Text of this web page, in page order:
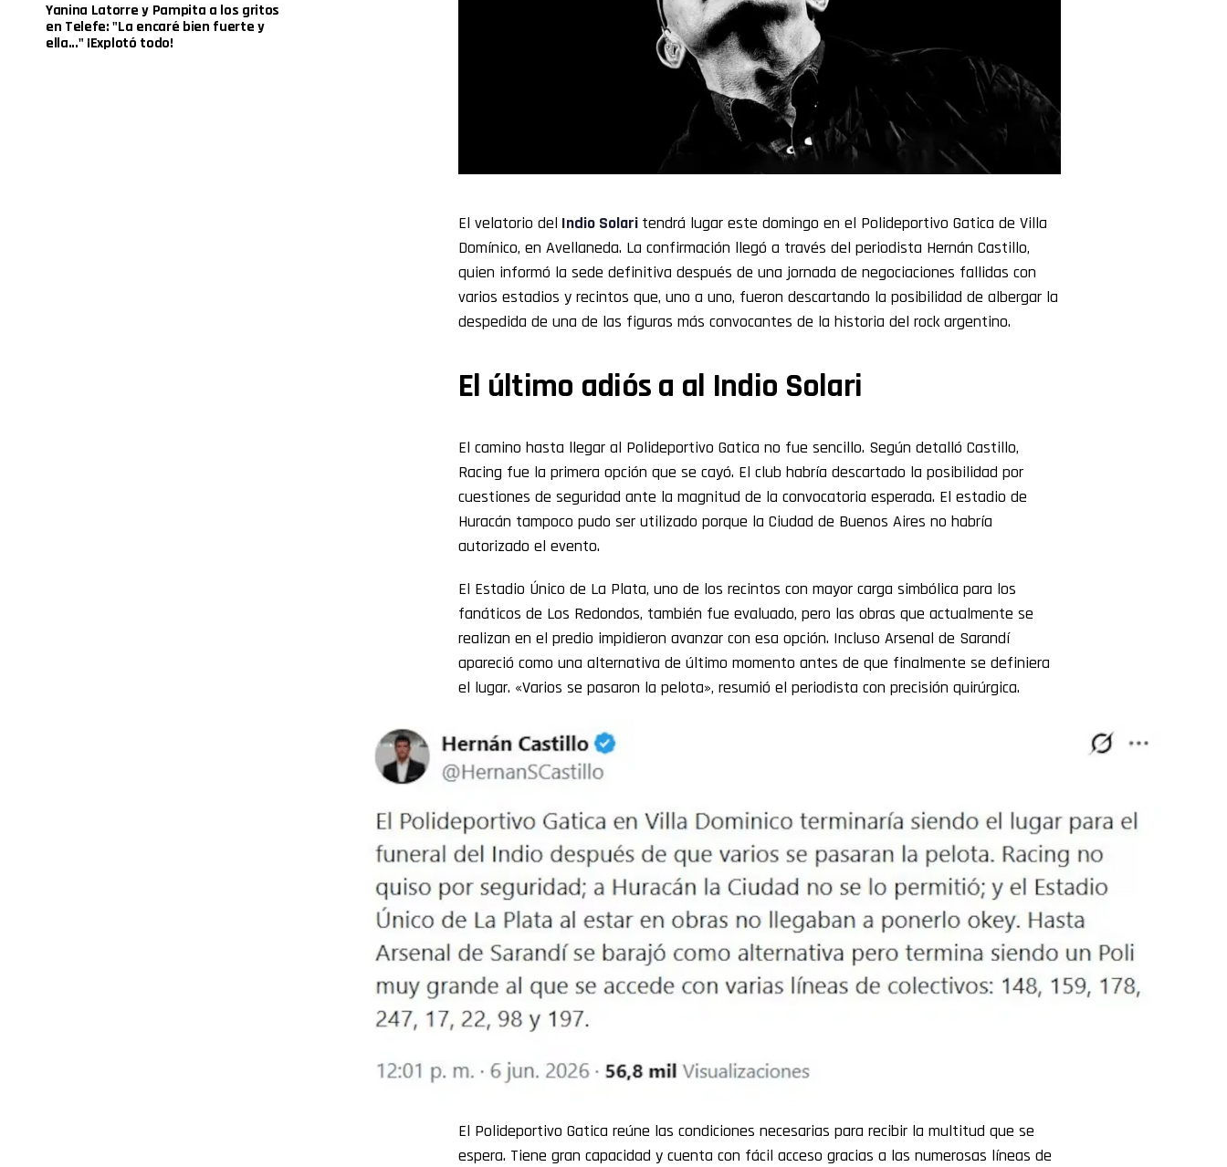
Yanina Latorre y Pampita a los gritos
en Telefe: "La encaré bien fuerte y
ella..." ¡Explotó todo!
El velatorio del Indio Solari tendrá lugar este domingo en el Polideportivo Gatica de Villa
Domínico, en Avellaneda. La confirmación llegó a través del periodista Hernán Castillo,
quien informó la sede definitiva después de una jornada de negociaciones fallidas con
varios estadios y recintos que, uno a uno, fueron descartando la posibilidad de albergar la
despedida de una de las figuras más convocantes de la historia del rock argentino.
El último adiós a al Indio Solari
El camino hasta llegar al Polideportivo Gatica no fue sencillo. Según detalló Castillo,
Racing fue la primera opción que se cayó. El club habría descartado la posibilidad por
cuestiones de seguridad ante la magnitud de la convocatoria esperada. El estadio de
Huracán tampoco pudo ser utilizado porque la Ciudad de Buenos Aires no habría
autorizado el evento.
El Estadio Único de La Plata, uno de los recintos con mayor carga simbólica para los
fanáticos de Los Redondos, también fue evaluado, pero las obras que actualmente se
realizan en el predio impidieron avanzar con esa opción. Incluso Arsenal de Sarandí
apareció como una alternativa de último momento antes de que finalmente se definiera
el lugar. «Varios se pasaron la pelota», resumió el periodista con precisión quirúrgica.
El Polideportivo Gatica reúne las condiciones necesarias para recibir la multitud que se
espera. Tiene gran capacidad y cuenta con fácil acceso gracias a las numerosas líneas de